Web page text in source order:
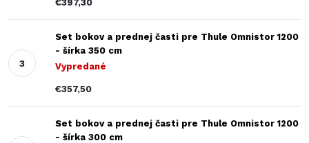
€397,30
Set bokov a prednej časti pre Thule Omnistor 1200
- šírka 350 cm
Vypredané
€357,50
Set bokov a prednej časti pre Thule Omnistor 1200
- šírka 300 cm